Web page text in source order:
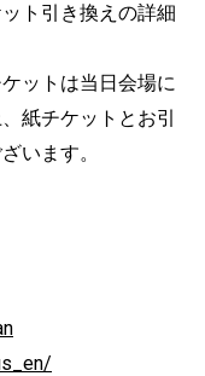
ト引き換えの詳細
ットは当日会場に
紙チケットとお引
います。